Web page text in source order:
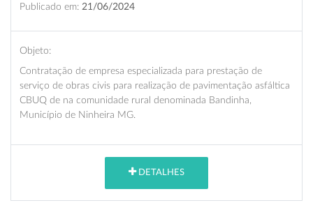
Publicado em: 21/06/2024
Objeto:
Contratação de empresa especializada para prestação de
serviço de obras civis para realização de pavimentação asfáltica
CBUQ de na comunidade rural denominada Bandinha,
Município de Ninheira MG.
DETALHES